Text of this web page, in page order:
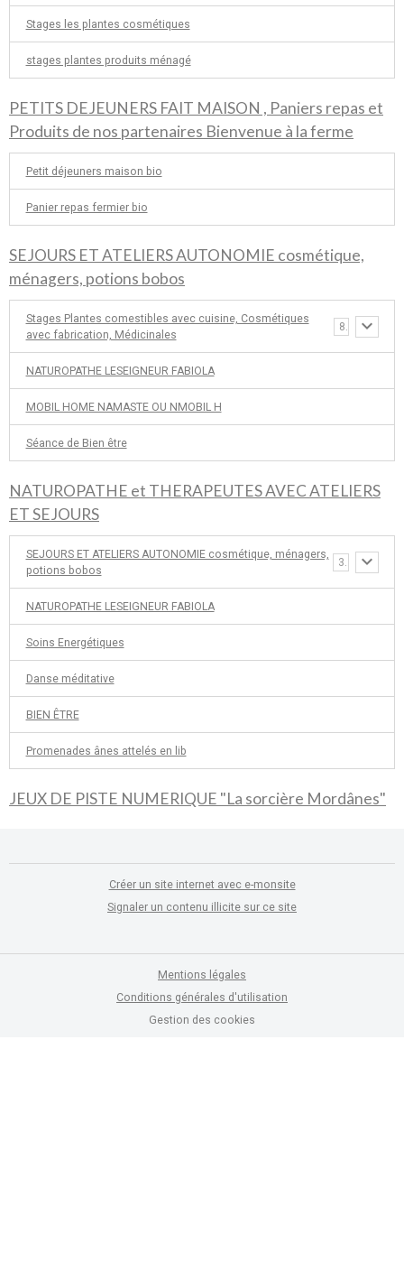
Stages les plantes cosmétiques
stages plantes produits ménagé
PETITS DEJEUNERS FAIT MAISON , Paniers repas et
Produits de nos partenaires Bienvenue à la ferme
Petit déjeuners maison bio
Panier repas fermier bio
SEJOURS ET ATELIERS AUTONOMIE cosmétique,
ménagers, potions bobos
Stages Plantes comestibles avec cuisine, Cosmétiques
avec fabrication, Médicinales
NATUROPATHE LESEIGNEUR FABIOLA
MOBIL HOME NAMASTE OU NMOBIL H
Séance de Bien être
NATUROPATHE et THERAPEUTES AVEC ATELIERS
ET SEJOURS
SEJOURS ET ATELIERS AUTONOMIE cosmétique, ménagers,
potions bobos
NATUROPATHE LESEIGNEUR FABIOLA
Soins Energétiques
Danse méditative
BIEN ÊTRE
Promenades ânes attelés en lib
JEUX DE PISTE NUMERIQUE "La sorcière Mordânes"
Créer un site internet avec e-monsite
Signaler un contenu illicite sur ce site
Mentions légales
Conditions générales d'utilisation
Gestion des cookies